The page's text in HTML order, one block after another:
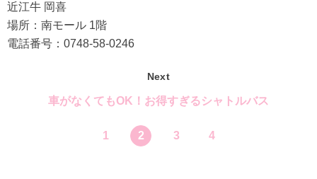
近江牛 岡喜
場所：南モール 1階
電話番号：0748-58-0246
Next
車がなくてもOK！お得すぎるシャトルバス
1 2 3 4